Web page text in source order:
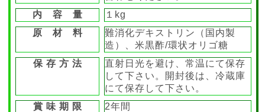
内 容 量
１kg
原 材 料
難消化デキストリン（国内製
造）、米黒酢/環状オリゴ糖
保 存 方 法
直射日光を避け、常温にて保存
して下さい。開封後は、冷蔵庫
にて保存して下さい。
賞 味 期 限
2年間